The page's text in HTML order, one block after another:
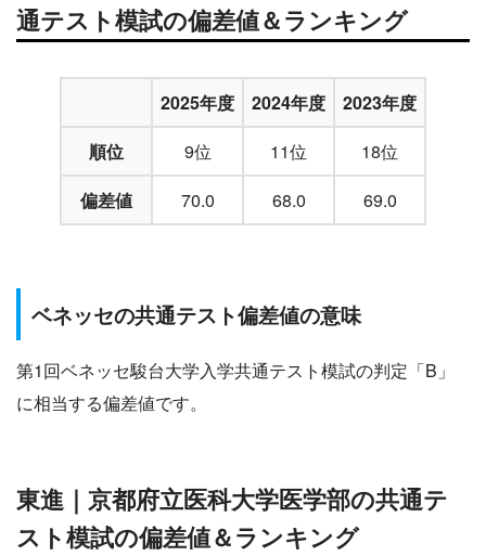
通テスト模試の偏差値＆ランキング
2025年度 2024年度
2023年度
順位
9位 11位
18位
偏差値
70.0 68.0 69.0
ベネッセの共通テスト偏差値の意味
第1回ベネッセ駿台大学入学共通テスト模試の判定「B」
に相当する偏差値です。
東進｜京都府立医科大学医学部の共通テ
スト模試の偏差値＆ランキング